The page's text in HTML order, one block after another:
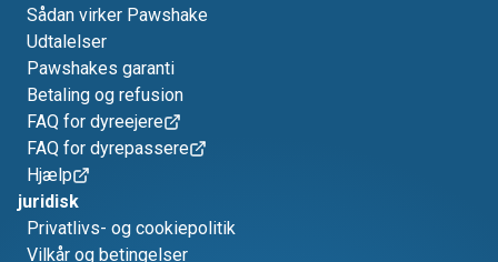
Sådan virker Pawshake
Udtalelser
Pawshakes garanti
Betaling og refusion
FAQ for dyreejere
FAQ for dyrepassere
Hjælp
juridisk
Privatlivs- og cookiepolitik
Vilkår og betingelser